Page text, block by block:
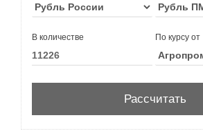
В количестве По курсу от